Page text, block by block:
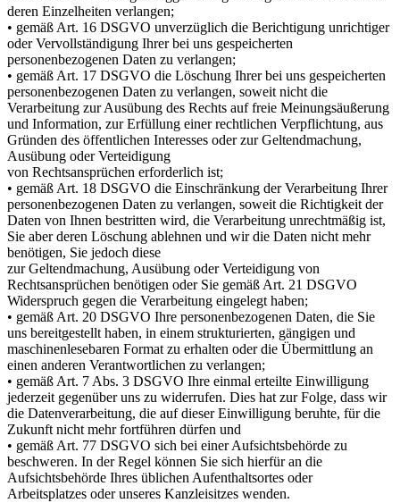
deren Einzelheiten verlangen;
• gemäß Art. 16 DSGVO unverzüglich die Berichtigung unrichtiger
oder Vervollständigung Ihrer bei uns gespeicherten
personenbezogenen Daten zu verlangen;
• gemäß Art. 17 DSGVO die Löschung Ihrer bei uns gespeicherten
personenbezogenen Daten zu verlangen, soweit nicht die
Verarbeitung zur Ausübung des Rechts auf freie Meinungsäußerung
und Information, zur Erfüllung einer rechtlichen Verpflichtung, aus
Gründen des öffentlichen Interesses oder zur Geltendmachung,
Ausübung oder Verteidigung
von Rechtsansprüchen erforderlich ist;
• gemäß Art. 18 DSGVO die Einschränkung der Verarbeitung Ihrer
personenbezogenen Daten zu verlangen, soweit die Richtigkeit der
Daten von Ihnen bestritten wird, die Verarbeitung unrechtmäßig ist,
Sie aber deren Löschung ablehnen und wir die Daten nicht mehr
benötigen, Sie jedoch diese
zur Geltendmachung, Ausübung oder Verteidigung von
Rechtsansprüchen benötigen oder Sie gemäß Art. 21 DSGVO
Widerspruch gegen die Verarbeitung eingelegt haben;
• gemäß Art. 20 DSGVO Ihre personenbezogenen Daten, die Sie
uns bereitgestellt haben, in einem strukturierten, gängigen und
maschinenlesebaren Format zu erhalten oder die Übermittlung an
einen anderen Verantwortlichen zu verlangen;
• gemäß Art. 7 Abs. 3 DSGVO Ihre einmal erteilte Einwilligung
jederzeit gegenüber uns zu widerrufen. Dies hat zur Folge, dass wir
die Datenverarbeitung, die auf dieser Einwilligung beruhte, für die
Zukunft nicht mehr fortführen dürfen und
• gemäß Art. 77 DSGVO sich bei einer Aufsichtsbehörde zu
beschweren. In der Regel können Sie sich hierfür an die
Aufsichtsbehörde Ihres üblichen Aufenthaltsortes oder
Arbeitsplatzes oder unseres Kanzleisitzes wenden.